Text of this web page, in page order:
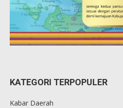
KATEGORI TERPOPULER
Kabar Daerah